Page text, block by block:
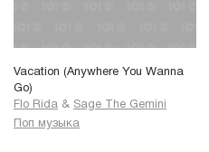
Vacation (Anywhere You Wanna
Go)
Flo Rida & Sage The Gemini
Поп музыка